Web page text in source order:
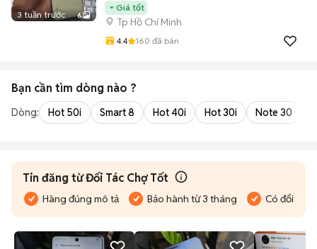
3 tuần trước 6
Giá tốt
Tp Hồ Chí Minh
4.4 160 đã bán
Bạn cần tìm dòng nào ?
Dòng: Hot 50i Smart 8 Hot 40i Hot 30i Note 30
Tin đăng từ Đối Tác Chợ Tốt
Hàng đúng mô tả Bảo hành từ 3 tháng Có đổi trả